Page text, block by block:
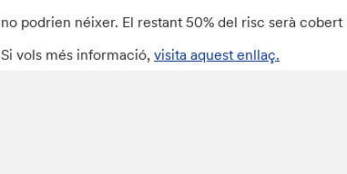
no podrien néixer. El restant 50% del risc serà
Si vols més informació,visita aquest enllaç.